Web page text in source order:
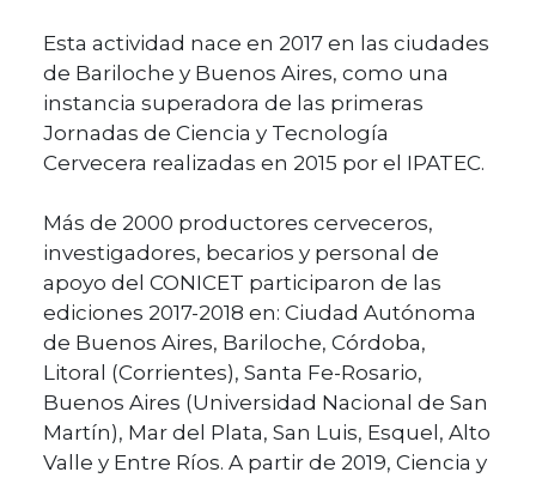
Esta actividad nace en 2017 en las ciudades
de Bariloche y Buenos Aires, como una
instancia superadora de las primeras
Jornadas de Ciencia y Tecnología
Cervecera realizadas en 2015 por el IPATEC.
Más de 2000 productores cerveceros,
investigadores, becarios y personal de
apoyo del CONICET participaron de las
ediciones 2017-2018 en: Ciudad Autónoma
de Buenos Aires, Bariloche, Córdoba,
Litoral (Corrientes), Santa Fe-Rosario,
Buenos Aires (Universidad Nacional de San
Martín), Mar del Plata, San Luis, Esquel, Alto
Valle y Entre Ríos. A partir de 2019, Ciencia y